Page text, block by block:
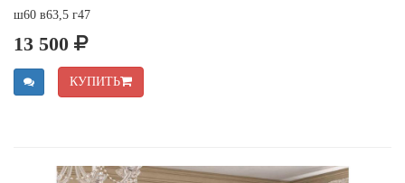
ш60 в63,5 г47
13 500
КУПИТЬ